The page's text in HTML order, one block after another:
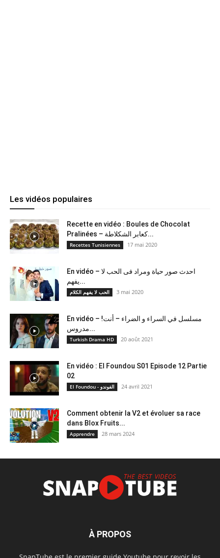
Les vidéos populaires
Recette en vidéo : Boules de Chocolat
Pralinées – كعابر الشكلاطة...
Recettes Tunisiennes 17 mai 2020
En vidéo – احدث صور حياة ومراد فى الحب لا
يفهم...
الحب لا يفهم الكلام 3 mai 2020
En vidéo – !مسلسل في السراء و الضراء – أنت
مدروس...
Turkish Drama HD 20 août 2021
En vidéo : El Foundou S01 Episode 12 Partie
02
El Foundou - الفوندو 24 avril 2021
Comment obtenir la V2 et évoluer sa race
dans Blox Fruits...
Apprendre 28 mars 2024
À PROPOS